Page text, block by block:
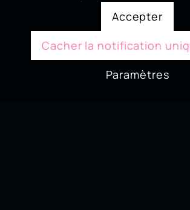
Accepter
Cacher la notification
Paramètres